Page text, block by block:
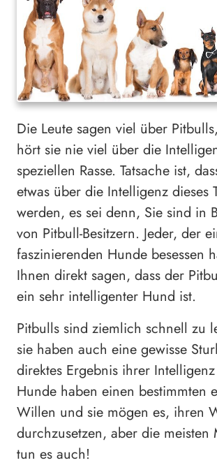
Die Leute sagen viel über
hört sie nie viel über die
speziellen Rasse. Tatsache ist,
etwas über die Intelligenz dieses
werden, es sei denn, Sie sind in
von Pitbull-Besitzern. Jeder, der
faszinierenden Hunde besessen
Ihnen direkt sagen, dass der
ein sehr intelligenter Hund ist.
Pitbulls sind ziemlich schnell zu
sie haben auch eine gewisse
direktes Ergebnis ihrer
Hunde haben einen bestimmten
Willen und sie mögen es, ihren
durchzusetzen, aber die meisten
tun es auch!